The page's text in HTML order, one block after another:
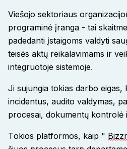
Viešojo sektoriaus
programinė įranga - tai
padedanti įstaigoms valdyti
teisės aktų reikalavimams ir
integruotoje sistemoje.
Ji sujungia tokias darbo eigas,
incidentus, audito valdymas,
procesai, dokumentų kontrolė
Tokios platformos, kaip "